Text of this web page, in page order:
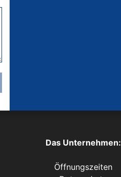
Das Unternehmen:
Öffnungszeiten